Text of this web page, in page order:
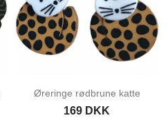
Øreringe rødbrune katte
169 DKK